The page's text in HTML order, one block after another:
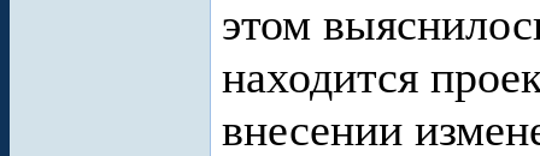
этом
находится
внесении